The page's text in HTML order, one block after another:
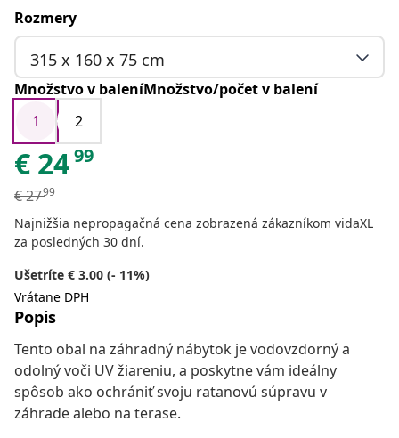
Rozmery
315 x 160 x 75 cm
Množstvo v baleníMnožstvo/počet v balení
1
2
€ 2499
€2799
Najnižšia nepropagačná cena zobrazená zákazníkom vidaXL
za posledných 30 dní.
Ušetríte € 3.00 (- 11%)
Vrátane DPH
Popis
Tento obal na záhradný nábytok je vodovzdorný a
odolný voči UV žiareniu, a poskytne vám ideálny
spôsob ako ochrániť svoju ratanovú súpravu v
záhrade alebo na terase.